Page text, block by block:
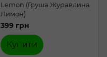
Lemon (Груша Журавлина
Лимон)
399 грн
Купити